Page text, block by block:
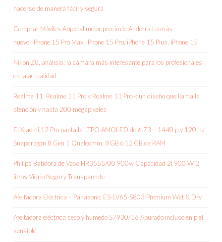
hacerse de manera fácil y segura
Comprar Móviles Apple al mejor precio de Andorra Lo más
nuevo, iPhone 15 Pro Max, iPhone 15 Pro, iPhone 15 Plus, iPhone 15
Nikon Z8, análisis: la cámara más interesante para los profesionales
en la actualidad
Realme 11, Realme 11 Pro y Realme 11 Pro+: un diseño que llama la
atención y hasta 200 megapíxeles
El Xiaomi 12 Pro pantalla LTPO AMOLED de 6.73 – 1440 p y 120 Hz
Snapdragon 8 Gen 1 Qualcomm, 8 GB o 12 GB de RAM
Philips Batidora de Vaso HR3555/00 900w Capacidad 2l 900 W 2
litros Vidrio Negro y Transparente
Afeitadora Eléctrica – Panasonic ES-LV65-S803 Premium Wet & Dry
Afeitadora eléctrica seco y húmedo S7930/16 Apurado incluso en piel
sensible